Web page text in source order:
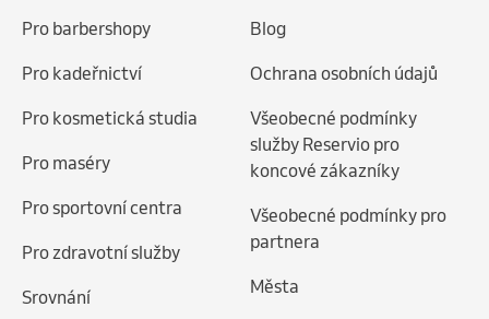
Pro barbershopy
Pro kadeřnictví
Pro kosmetická studia
Pro maséry
Pro sportovní centra
Pro zdravotní služby
Srovnání
Blog
Ochrana osobních údajů
Všeobecné podmínky
služby Reservio pro
koncové zákazníky
Všeobecné podmínky pro
partnera
Města